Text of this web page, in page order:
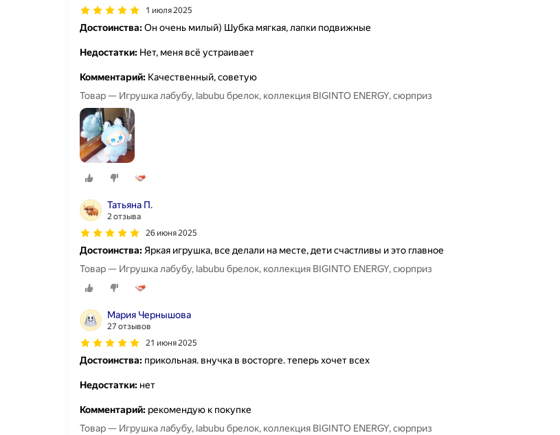
1 июля 2025
Достоинства:Он очень милый) Шубка мягкая, лапки подвижные
Недостатки: Нет, меня всё устраивает
Комментарий: Качественный, советую
Товар — Игрушка лабубу, labubu брелок, коллекция BIGINTO ENERGY, сюрприз
Татьяна П.
2 отзыва
26 июня 2025
Достоинства: Яркая игрушка, все делали на месте, дети счастливы и это главное
Товар — Игрушка лабубу, labubu брелок, коллекция BIGINTO ENERGY, сюрприз
Мария Чернышова
27 отзывов
21 июня 2025
Достоинства: прикольная. внучка в восторге. теперь хочет всех
Недостатки: нет
Комментарий: рекомендую к покупке
Товар — Игрушка лабубу, labubu брелок, коллекция BIGINTO ENERGY, сюрприз